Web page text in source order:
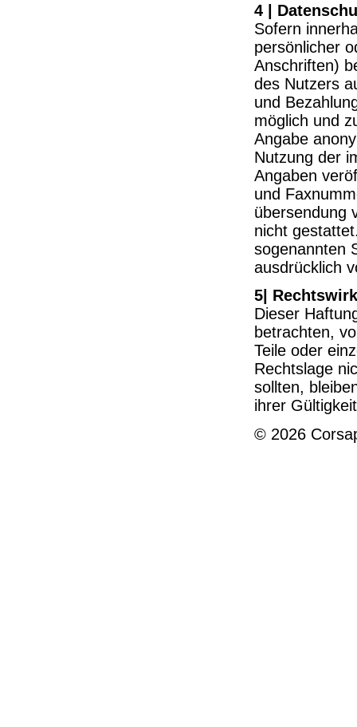
4 |
Sofern
persönlicher
Anschriften)
des Nutzers
und
möglich und
Angabe
Nutzung der
Angaben
und
übersendung
nicht
sogenannten
ausdrücklich
5|
Dieser
betrachten,
Teile oder
Rechtslage
sollten,
ihrer
© 2026